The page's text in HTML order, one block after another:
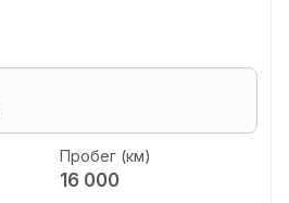
Пробег (км)
16 000